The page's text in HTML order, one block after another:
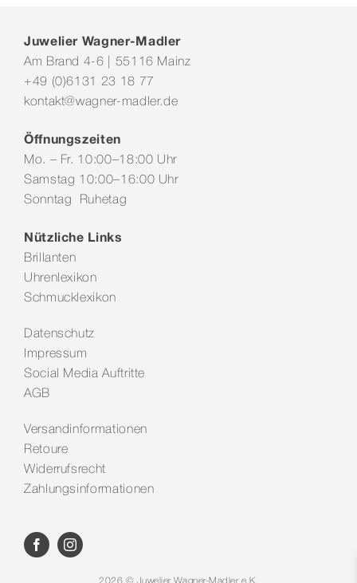
Juwelier Wagner-Madler
Am Brand 4-6 | 55116 Mainz
+49 (0)6131 23 18 77
kontakt@wagner-madler.de
Öffnungszeiten
Mo. – Fr. 10:00–18:00 Uhr
Samstag 10:00–16:00 Uhr
Sonntag Ruhetag
Nützliche Links
Brillanten
Uhrenlexikon
Schmucklexikon
Datenschutz
Impressum
Social Media Auftritte
AGB
Versandinformationen
Retoure
Widerrufsrecht
Zahlungsinformationen
2026 © Juwelier Wagner-Madler e.K.